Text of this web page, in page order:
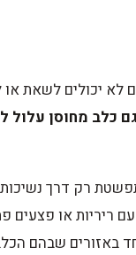
לא יכולים לשאת
כלב מחוסן עלול
רק דרך
ריריות או פצעים
באזורים שבהם